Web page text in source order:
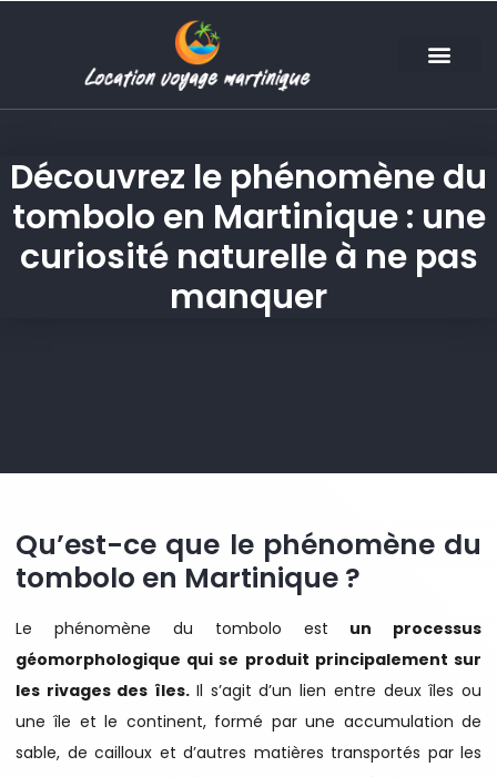
Découvrez le phénomène du
tombolo en Martinique : une
curiosité naturelle à ne pas
manquer
Qu’est-ce que le phénomène du
tombolo en Martinique ?
Le phénomène du tombolo est un processus
géomorphologique qui se produit principalement sur
les rivages des îles. Il s’agit d’un lien entre deux îles ou
une île et le continent, formé par une accumulation de
sable, de cailloux et d’autres matières transportés par les